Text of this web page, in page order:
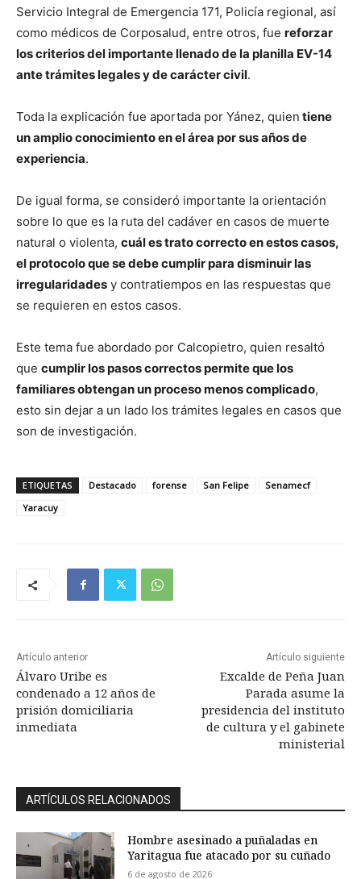
Servicio Integral de Emergencia 171, Policía regional, así
como médicos de Corposalud, entre otros, fue reforzar
los criterios del importante llenado de la planilla EV-14
ante trámites legales y de carácter civil.
Toda la explicación fue aportada por Yánez, quien tiene
un amplio conocimiento en el área por sus años de
experiencia.
De igual forma, se consideró importante la orientación
sobre lo que es la ruta del cadáver en casos de muerte
natural o violenta, cuál es trato correcto en estos casos,
el protocolo que se debe cumplir para disminuir las
irregularidades y contratiempos en las respuestas que
se requieren en estos casos.
Este tema fue abordado por Calcopietro, quien resaltó
que cumplir los pasos correctos permite que los
familiares obtengan un proceso menos complicado,
esto sin dejar a un lado los trámites legales en casos que
son de investigación.
ETIQUETAS Destacado forense San Felipe
Senamecf
Yaracuy
Artículo anterior
Álvaro Uribe es
condenado a 12 años de
prisión domiciliaria
inmediata
Artículo siguiente
Excalde de Peña Juan
Parada asume la
presidencia del instituto
de cultura y el gabinete
ministerial
ARTÍCULOS RELACIONADOS
Hombre asesinado a puñaladas en
Yaritagua fue atacado por su cuñado
6 de agosto de 2026